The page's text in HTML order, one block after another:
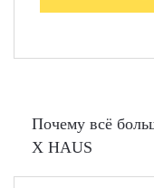
Почему всё
X HAUS